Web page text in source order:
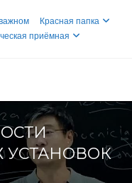
Красная папка
приёмная